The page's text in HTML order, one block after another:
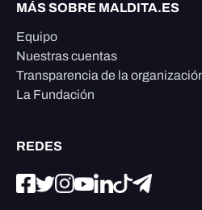
MÁS SOBRE MALDITA.ES
Equipo
Nuestras cuentas
Transparencia de la
La Fundación
REDES